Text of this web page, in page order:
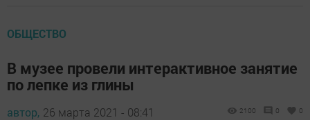
ОБЩЕСТВО
В музее провели интерактивное занятие
по лепке из глины
автор, 26 марта 2021 - 08:41 2100 0 0